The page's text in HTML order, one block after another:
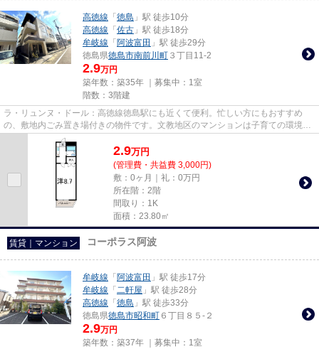
高徳線 「 徳島 」駅 徒歩10分
高徳線 「 佐古 」駅 徒歩18分
牟岐線 「 阿波富田 」駅 徒歩29分
徳島県徳島市南前川町 ３丁目11-2
2.9万円
築年数：築35年 ｜募集中： 1室
階数：3階建
ラ・リュンヌ・ドール：高徳線徳島駅にも近くて便利。忙しい方にもおすすめ
の、敷地内ごみ置き場付きの物件です。文教地区のマンションは子育ての環境が
よく学校が近いです。駅から徒...
2.9万円
(管理費・共益費 3,000円)
敷：0ヶ月｜礼：0万円
所在階：2階
間取り：1K
面積：23.80㎡
賃貸｜マンション コーポラス阿波
牟岐線 「 阿波富田 」駅 徒歩17分
牟岐線 「 二軒屋 」駅 徒歩28分
高徳線 「 徳島 」駅 徒歩33分
徳島県徳島市昭和町 ６丁目８５-２
2.9万円
築年数：築37年 ｜募集中： 1室